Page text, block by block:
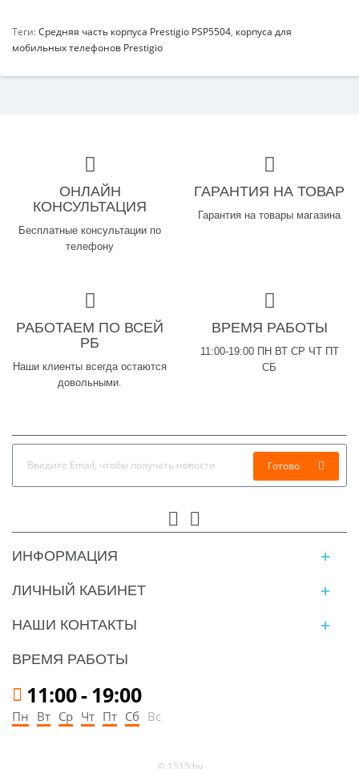
Теги:Средняя часть корпуса Prestigio PSP5504, корпуса для
мобильных телефонов Prestigio
ОНЛАЙН
КОНСУЛЬТАЦИЯ
Бесплатные консультации по
телефону
ГАРАНТИЯ НА ТОВАР
Гарантия на товары магазина
РАБОТАЕМ ПО ВСЕЙ
РБ
Наши клиенты всегда остаются
довольными.
ВРЕМЯ РАБОТЫ
11:00-19:00 ПН ВТ СР ЧТ ПТ
СБ
Готово
ИНФОРМАЦИЯ
ЛИЧНЫЙ КАБИНЕТ
НАШИ КОНТАКТЫ
ВРЕМЯ РАБОТЫ
11:00-19:00
Пн Вт Ср Чт Пт Сб Вс
© 1515.by